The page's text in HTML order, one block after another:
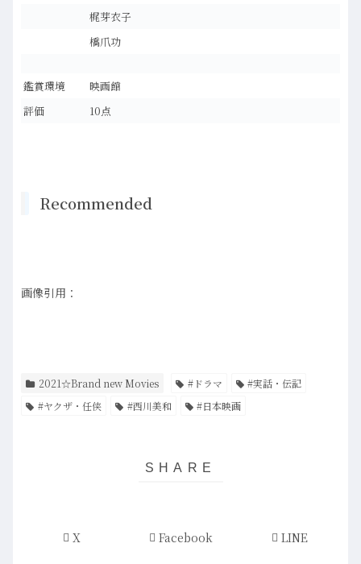
梶芽衣子
橋爪功
鑑賞環境
映画館
評価
10点
Recommended
画像引用：
2021☆Brand new Movies #ドラマ
#実話・伝記
#ヤクザ・任侠
#西川美和 #日本映画
X Facebook LINE